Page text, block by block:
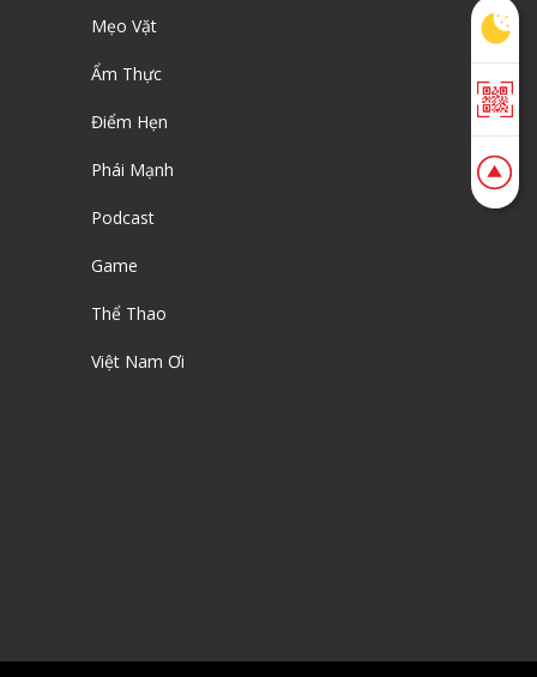
Mẹo Vặt
Ẩm Thực
Điểm Hẹn
Phái Mạnh
Podcast
Game
Thể Thao
Việt Nam Ơi